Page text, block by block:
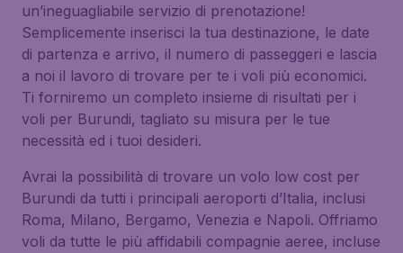
un’ineguagliabile servizio di prenotazione!
Semplicemente inserisci la tua destinazione, le date
di partenza e arrivo, il numero di passeggeri e lascia
a noi il lavoro di trovare per te i voli più economici.
Ti forniremo un completo insieme di risultati per i
voli per Burundi, tagliato su misura per le tue
necessità ed i tuoi desideri.
Avrai la possibilità di trovare un volo low cost per
Burundi da tutti i principali aeroporti d’Italia, inclusi
Roma, Milano, Bergamo, Venezia e Napoli. Offriamo
voli da tutte le più affidabili compagnie aeree, incluse